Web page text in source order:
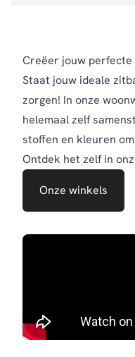
Creëer jouw perfecte
Staat jouw ideale
zorgen! In onze
helemaal zelf
stoffen en kleuren
Ontdek het zelf in
Onze winkels